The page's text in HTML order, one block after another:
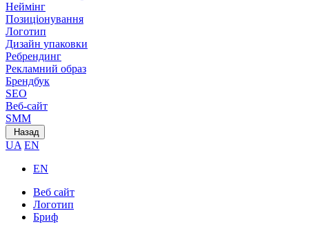
Неймінг
Позиціонування
Логотип
Дизайн упаковки
Ребрендинг
Рекламний образ
Брендбук
SEO
Веб-сайт
SMM
Назад
UA EN
EN
Веб сайт
Логотип
Бриф